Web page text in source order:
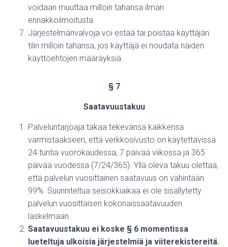
voidaan muuttaa milloin tahansa ilman
ennakkoilmoitusta.
Järjestelmänvalvoja voi estää tai poistaa käyttäjän
tilin milloin tahansa, jos käyttäjä ei noudata näiden
käyttöehtojen määräyksiä.
§ 7
Saatavuustakuu
Palveluntarjoaja takaa tekevänsä kaikkensa
varmistaakseen, että verkkosivusto on käytettävissä
24 tuntia vuorokaudessa, 7 päivää viikossa ja 365
päivää vuodessa (7/24/365). Yllä oleva takuu olettaa,
että palvelun vuosittainen saatavuus on vähintään
99%. Suunniteltua seisokkiaikaa ei ole sisällytetty
palvelun vuosittaisen kokonaissaatavuuden
laskelmaan.
Saatavuustakuu ei koske § 6 momentissa
lueteltuja ulkoisia järjestelmiä ja viiterekistereitä.